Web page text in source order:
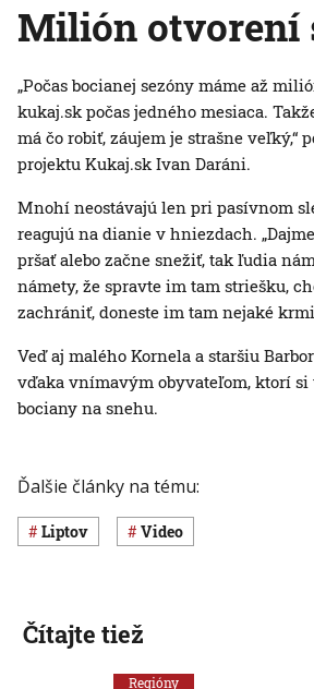
Milión otvorení
„Počas bocianej sezóny máme až
kukaj.sk počas jedného mesiaca.
má čo robiť, záujem je strašne veľký,“
projektu Kukaj.sk Ivan Daráni.
Mnohí neostávajú len pri pasívnom
reagujú na dianie v hniezdach.
pršať alebo začne snežiť, tak ľudia
námety, že spravte im tam striešku,
zachrániť, doneste im tam nejaké
Veď aj malého Kornela a staršiu
vďaka vnímavým obyvateľom, ktorí
bociany na snehu.
Ďalšie články na tému:
Liptov Video
Čítajte tiež
Regióny